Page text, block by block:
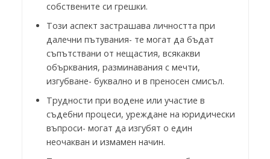
собствените си грешки.
Този аспект застрашава личността при
далечни пътувания- те могат да бъдат
съпътствани от нещастия, всякакви
обърквания, разминавания с мечти,
изгубване- буквално и в преносен смисъл.
Трудности при водене или участие в
съдебни процеси, уреждане на юридически
въпроси- могат да изгубят о един
неочакван и измамен начин.